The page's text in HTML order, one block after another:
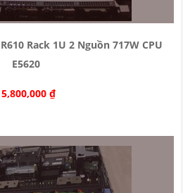
Rack 1U 2 Nguồn 717W CPU
E5620
₫